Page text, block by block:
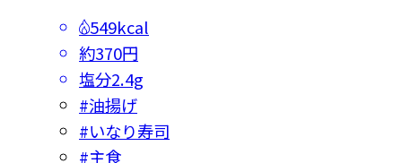
549kcal
約370円
塩分2.4g
#油揚げ
#いなり寿司
#主食